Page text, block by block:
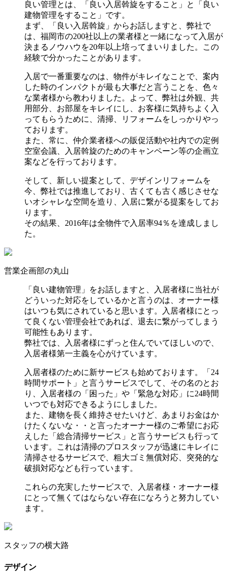
良い管理とは、「良い入居斡旋をすること」と「良い
建物管理をすること」です。
まず、「良い入居斡旋」からお話しますと、弊社で
は、福岡市の200社以上の業者様と一緒になって入居が
決まるノウハウを20年以上培ってまいりました。この
経験で分かったことがあります。
入居で一番重要なのは、物件がキレイなことで、案内
した時のインパクトが最も大事だと言うことを、色々
な業者様から教わりました。よって、弊社は外観、共
用部分、お部屋をキレイにし、お客様に気持ちよく入
ってもらうために、清掃、リフォームをしっかりやっ
ております。
また、常に、仲介業者様への販促活動や社内での定例
空室会議、入居斡旋のためのキャンペーン等の企画立
案などを行っております。
そして、新しい提案として、デザインリフォームを
今、弊社では推進しており、古くても古く感じさせな
いオシャレな空間を造り、入居に繋がる提案をしてお
ります。
その結果、2016年は全物件で入居率94％を達成しまし
た。
営業企画部の丸山
「良い建物管理」をお話しますと、入居者様に当社が
どういった対応をしているかと言うのは、オーナー様
はいつも気にされていると思います。入居者様にとっ
て良くない管理会社であれば、退去に繋がってしまう
可能性もあります。
弊社では、入居者様にずっと住んでいてほしいので、
入居者様第一主義を心がけています。
入居者様のために新サービスも始めております。「24
時間サポート」と言うサービスでして、その名のとお
り、入居者様の「困った」や「緊急な対応」に24時間
いつでも対応できるようにしました。
また、建物を長く維持させたいけど、あまりお金はか
けたくないな・・と言ったオーナー様のご希望にお応
えした「総合清掃サービス」と言うサービスも行って
います。これは清掃のプロスタッフが迅速にキレイに
清掃させるサービスで、粗大ゴミ無償対応、突発的な
破損対応なども行っています。
これらの充実したサービスで、入居者様・オーナー様
にとって無くてはならない存在になろうと努力してい
ます。
スタッフの横大路
デザイン